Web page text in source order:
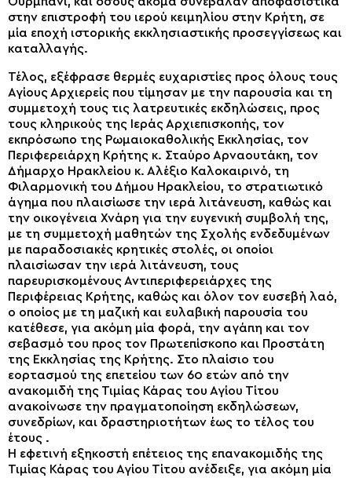
στην επιστροφή του ιερού κειμηλίου στην Κρήτη, σε
μία εποχή ιστορικής εκκλησιαστικής προσεγγίσεως και
καταλλαγής.
Τέλος, εξέφρασε θερμές ευχαριστίες προς όλους τους
Αγίους Αρχιερείς που τίμησαν με την παρουσία και τη
συμμετοχή τους τις λατρευτικές εκδηλώσεις, προς
τους κληρικούς της Ιεράς Αρχιεπισκοπής, τον
εκπρόσωπο της Ρωμαιοκαθολικής Εκκλησίας, τον
Περιφερειάρχη Κρήτης κ. Σταύρο Αρναουτάκη, τον
Δήμαρχο Ηρακλείου κ. Αλέξιο Καλοκαιρινό, τη
Φιλαρμονική του Δήμου Ηρακλείου, το στρατιωτικό
άγημα που πλαισίωσε την ιερά λιτάνευση, καθώς και
την οικογένεια Χνάρη για την ευγενική συμβολή της,
με τη συμμετοχή μαθητών της Σχολής ενδεδυμένων
με παραδοσιακές κρητικές στολές, οι οποίοι
πλαισίωσαν την ιερά λιτάνευση, τους
παρευρισκομένους Αντιπεριφερειάρχες της
Περιφέρειας Κρήτης, καθώς και όλον τον ευσεβή λαό,
ο οποίος με τη μαζική και ευλαβική παρουσία του
κατέθεσε, για ακόμη μία φορά, την αγάπη και τον
σεβασμό του προς τον Πρωτεπίσκοπο και Προστάτη
της Εκκλησίας της Κρήτης. Στο πλαίσιο του
εορτασμού της επετείου των 60 ετών από την
ανακομιδή της Τιμίας Κάρας του Αγίου Τίτου
ανακοίνωσε την πραγματοποίηση εκδηλώσεων,
συνεδρίων, και δραστηριοτήτων έως το τέλος του
έτους .
Η εφετινή εξηκοστή επέτειος της επανακομιδής της
Τιμίας Κάρας του Αγίου Τίτου ανέδειξε, για ακόμη μία